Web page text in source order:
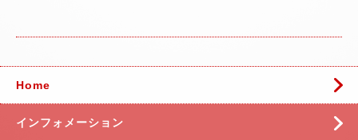
Home
インフォメーション